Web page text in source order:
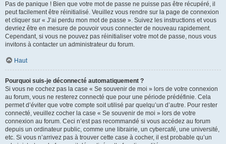
Pas de panique ! Bien que votre mot de passe ne puisse pas être récupéré, il
peut facilement être réinitialisé. Veuillez vous rendre sur la page de connexion
et cliquer sur « J’ai perdu mon mot de passe ». Suivez les instructions et vous
devriez être en mesure de pouvoir vous connecter de nouveau rapidement.
Cependant, si vous ne pouvez pas réinitialiser votre mot de passe, nous vous
invitons à contacter un administrateur du forum.
Haut
Pourquoi suis-je déconnecté automatiquement ?
Si vous ne cochez pas la case « Se souvenir de moi » lors de votre connexion
au forum, vous ne resterez connecté que pour une période prédéfinie. Cela
permet d’éviter que votre compte soit utilisé par quelqu’un d’autre. Pour rester
connecté, veuillez cocher la case « Se souvenir de moi » lors de votre
connexion au forum. Ceci n’est pas recommandé si vous accédez au forum
depuis un ordinateur public, comme une librairie, un cybercafé, une université,
etc. Si vous n’arrivez pas à trouver cette case à cocher, il est probable qu’un